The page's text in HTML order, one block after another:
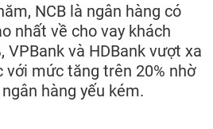
NCB là ngân hàng có
nhất về cho vay khách
VPBank và HDBank vượt xa
với mức tăng trên 20% nhờ
hàng yếu kém.